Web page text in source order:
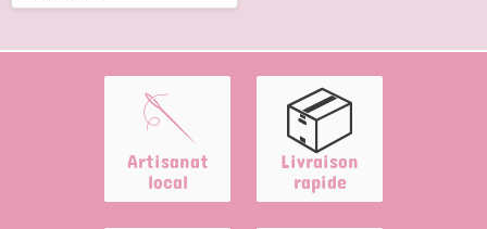
🪡
Artisanat
local
📦
Livraison
rapide